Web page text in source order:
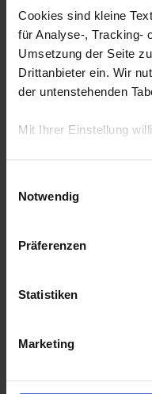
Cookies sind kleine
für Analyse-, Tracking-
Umsetzung der Seite
Drittanbieter ein. Wir
der untenstehenden
Mit Ihrer Einstellung
Notwendig
Präferenzen
Statistiken
Marketing